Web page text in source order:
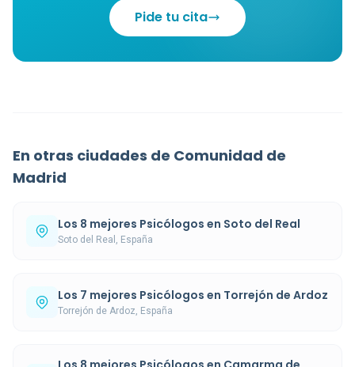
Pide tu cita
En otras ciudades de Comunidad de
Madrid
Los 8 mejores Psicólogos en Soto del Real
Soto del Real, España
Los 7 mejores Psicólogos en Torrejón de Ardoz
Torrejón de Ardoz, España